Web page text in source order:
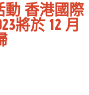
動 香港國際
將於 12 月